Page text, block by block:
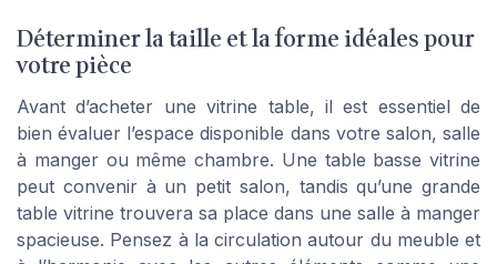
Déterminer la taille et la forme idéales pour
votre pièce
Avant d’acheter une vitrine table, il est essentiel de
bien évaluer l’espace disponible dans votre salon, salle
à manger ou même chambre. Une table basse vitrine
peut convenir à un petit salon, tandis qu’une grande
table vitrine trouvera sa place dans une salle à manger
spacieuse. Pensez à la circulation autour du meuble et